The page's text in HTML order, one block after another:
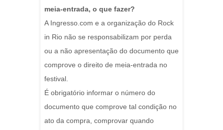
meia-entrada, o que fazer?
A Ingresso.com e a organização do Rock
in Rio não se responsabilizam por perda
ou a não apresentação do documento que
comprove o direito de meia-entrada no
festival.
É obrigatório informar o número do
documento que comprove tal condição no
ato da compra, comprovar quando